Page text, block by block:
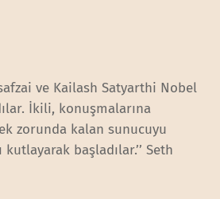
ve Kailash Satyarthi Nobel
İkili, konuşmalarına
zorunda kalan sunucuyu
kutlayarak başladılar.’’ Seth